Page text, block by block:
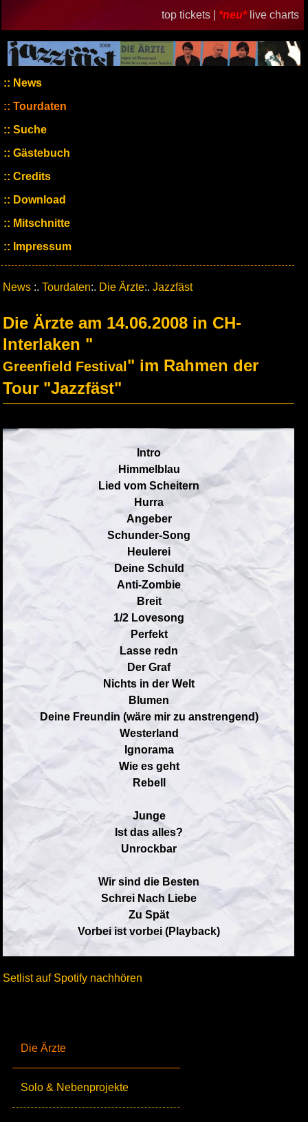
top tickets | *neu* live charts
News
Tourdaten
Suche
Gästebuch
Credits
Download
Mitschnitte
Impressum
Die Ärzte
Solo & Nebenprojekte
News :. Tourdaten:. Die Ärzte:. Jazzfäst
Die Ärzte am 14.06.2008 in CH-
Interlaken "
Greenfield Festival " im Rahmen der
Tour "Jazzfäst"
Intro
Himmelblau
Lied vom Scheitern
Hurra
Angeber
Schunder-Song
Heulerei
Deine Schuld
Anti-Zombie
Breit
1/2 Lovesong
Perfekt
Lasse redn
Der Graf
Nichts in der Welt
Blumen
Deine Freundin (wäre mir zu anstrengend)
Westerland
Ignorama
Wie es geht
Rebell
Junge
Ist das alles?
Unrockbar
Wir sind die Besten
Schrei Nach Liebe
Zu Spät
Vorbei ist vorbei (Playback)
Setlist auf Spotify nachhören